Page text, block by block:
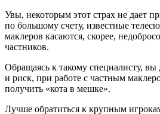
Увы, некоторым этот страх не дает
по большому счету, известные
маклеров касаются, скорее,
частников.
Обращаясь к такому специалисту, вы
и риск, при работе с частным
получить «кота в мешке».
Лучше обратиться к крупным